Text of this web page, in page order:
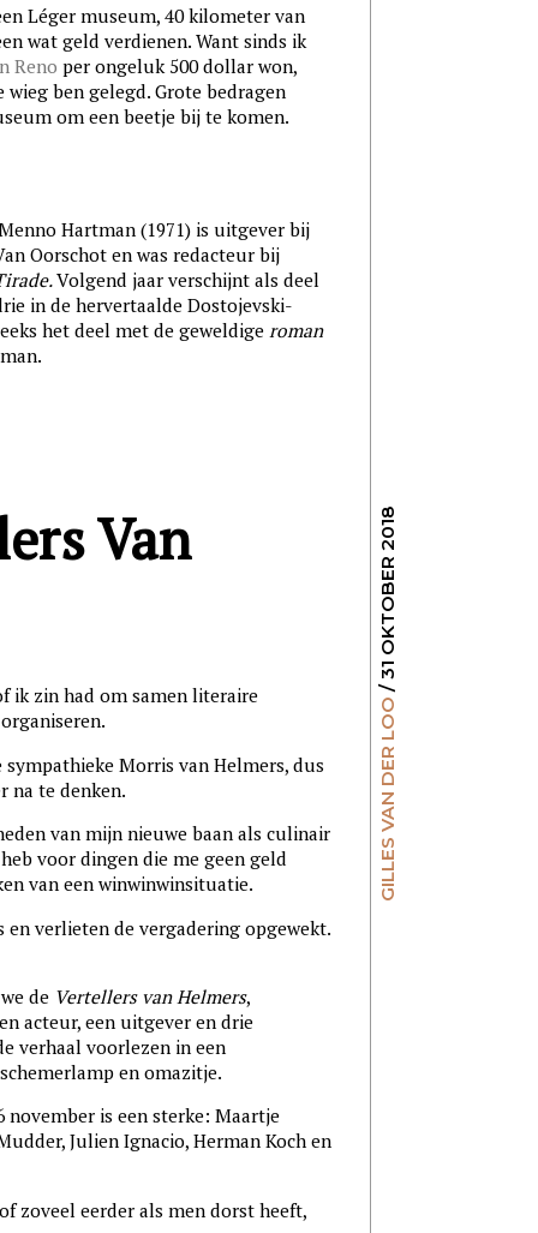
Léger museum, 40 kilometer van
wat geld verdienen. Want sinds ik
Reno per ongeluk 500 dollar won,
ben gelegd. Grote bedragen
om een beetje bij te komen.
Hartman (1971) is uitgever bij
Oorschot en was redacteur bij
Volgend jaar verschijnt als deel
in de hervertaalde Dostojevski-
het deel met de geweldige roman
GILLES VAN DER LOO
/ 31 OKTOBER 2018
Van
ik zin had om samen literaire
sympathieke Morris van Helmers, dus
na te denken.
van mijn nieuwe baan als culinair
voor dingen die me geen geld
van een winwinwinsituatie.
en verlieten de vergadering opgewekt.
de Vertellers van Helmers,
acteur, een uitgever en drie
verhaal voorlezen in een
en omazitje.
november is een sterke: Maartje
Julien Ignacio, Herman Koch en
zoveel eerder als men dorst heeft,